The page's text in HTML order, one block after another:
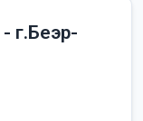
г.Беэр-